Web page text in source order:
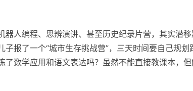
器人编程、思辨演讲、甚至历史纪录片营，其实潜
报了一个“城市生存挑战营”，三天时间要自己规划
数学应用和语文表达吗？虽然不能直接教课本，但